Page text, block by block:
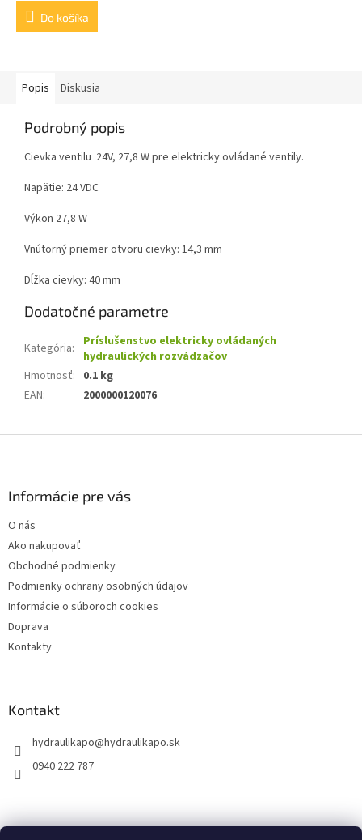
Do košíka
Popis Diskusia
Podrobný popis
Cievka ventilu 24V, 27,8 W pre elektricky ovládané ventily.
Napätie: 24 VDC
Výkon 27,8 W
Vnútorný priemer otvoru cievky: 14,3 mm
Dĺžka cievky: 40 mm
Dodatočné parametre
Kategória:
Príslušenstvo elektricky ovládaných
hydraulických rozvádzačov
Hmotnosť: 0.1 kg
EAN: 2000000120076
Informácie pre vás
O nás
Ako nakupovať
Obchodné podmienky
Podmienky ochrany osobných údajov
Informácie o súboroch cookies
Doprava
Kontakty
Kontakt
hydraulikapo@hydraulikapo.sk
0940 222 787